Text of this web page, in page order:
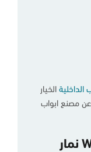
الداخلية الخيار
عن مصنع ابواب
لماذا تختار مصنع ابواب WPC نمار